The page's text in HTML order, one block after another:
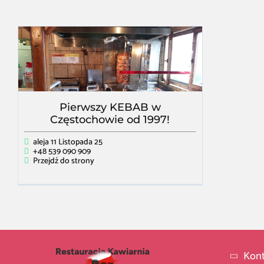
Pierwszy KEBAB w
Częstochowie od 1997!
aleja 11 Listopada 25
+48 539 090 909
Przejdź do strony